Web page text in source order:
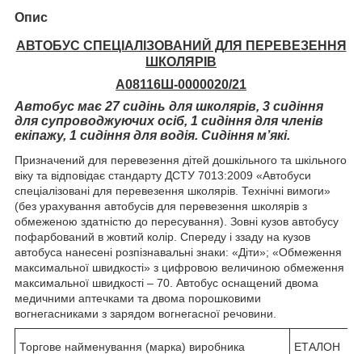
Опис
АВТОБУС СПЕЦІАЛІЗОВАНИЙ ДЛЯ ПЕРЕВЕЗЕННЯ
ШКОЛЯРІВ
А08116Ш-0000020/21
Автобус має 27 сидінь для школярів, 3 сидіння
для супроводжуючих осіб, 1 сидіння для членів
екіпажу, 1 сидіння для водія. Сидіння м’які.
Призначений для перевезення дітей дошкільного та шкільного
віку та відповідає стандарту ДСТУ 7013:2009 «Автобуси
спеціалізовані для перевезення школярів. Технічні вимоги»
(без урахування автобусів для перевезення школярів з
обмеженою здатністю до пересування). Зовні кузов автобусу
пофарбований в жовтий колір. Спереду і ззаду на кузов
автобуса нанесені розпізнавальні знаки: «Діти»; «Обмеження
максимальної швидкості» з цифровою величиною обмеження
максимальної швидкості – 70. Автобус оснащений двома
медичними аптечками та двома порошковими
вогнегасниками з зарядом вогнегасної речовини.
Торгове найменування (марка) виробника ЕТАЛОН